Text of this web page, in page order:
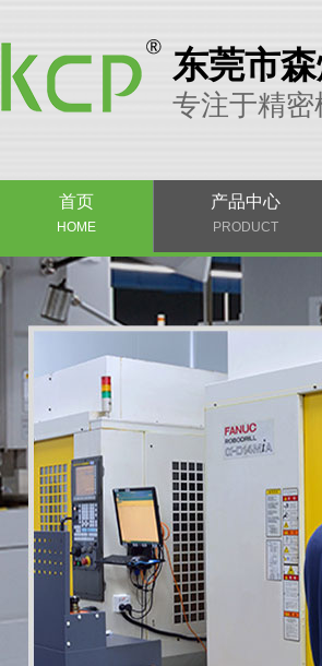
东莞市
专注于精
首页
HOME
产品中心
PRODUCT